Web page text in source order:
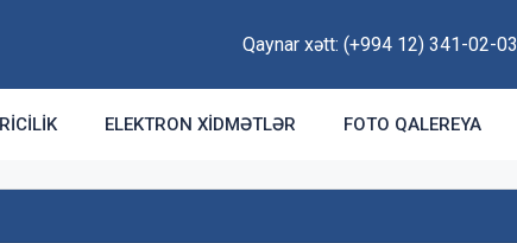
Qaynar xətt: (+994 12) 341-02-03
ELEKTRON XIDMƏTLƏR FOTO QALEREYA